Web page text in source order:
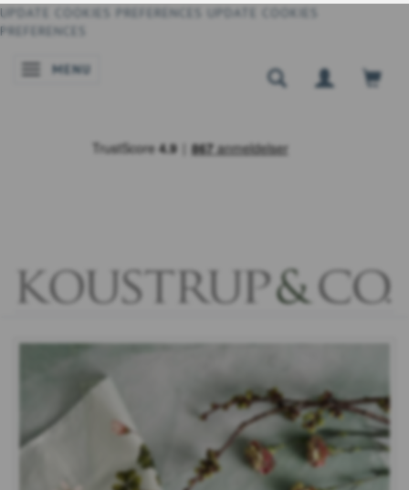
UPDATE COOKIES PREFERENCES
UPDATE COOKIES
PREFERENCES
SKIFTE NAVIGATION
MENU